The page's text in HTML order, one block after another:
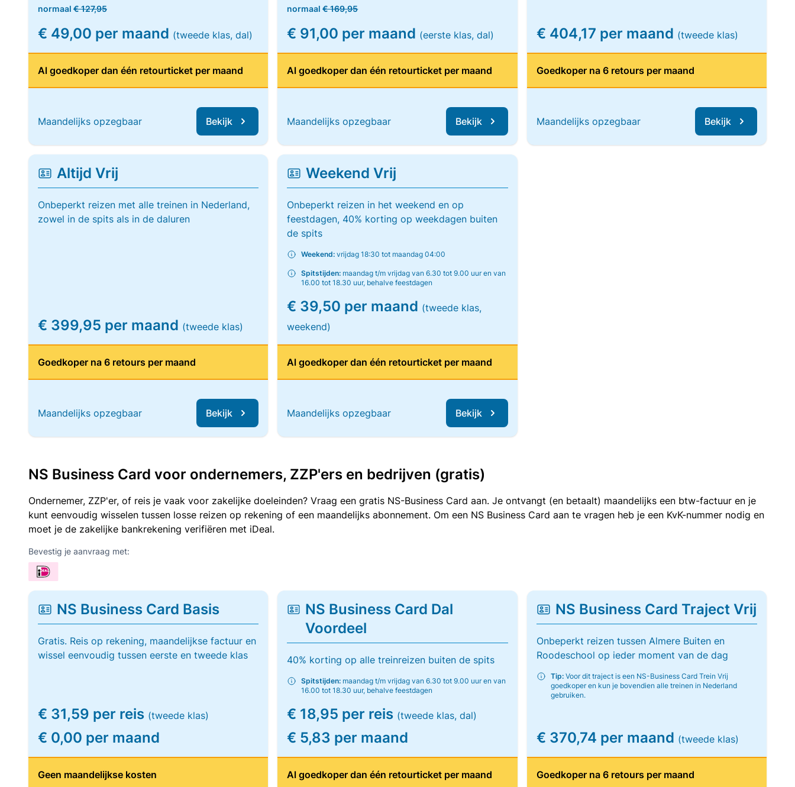
normaal € 127,95
€ 49,00 per maand (tweede klas, dal)
Al goedkoper dan één retourticket per maand
Maandelijks opzegbaar Bekijk
normaal€ 169,95
€ 91,00 per maand (eerste klas, dal)
Al goedkoper dan één retourticket per maand
Maandelijks opzegbaar Bekijk
€ 404,17 per maand (tweede klas)
Goedkoper na 6 retours per maand
Maandelijks opzegbaar Bekijk
Altijd Vrij
Onbeperkt reizen met alle treinen in Nederland,
zowel in de spits als in de daluren
€ 399,95 per maand (tweede klas)
Goedkoper na 6 retours per maand
Maandelijks opzegbaar Bekijk
Weekend Vrij
Onbeperkt reizen in het weekend en op
feestdagen, 40% korting op weekdagen buiten
de spits
Weekend: vrijdag 18:30 tot maandag 04:00
Spitstijden: maandag t/m vrijdag van 6.30 tot 9.00 uur en van
16.00 tot 18.30 uur, behalve feestdagen
€ 39,50 per maand (tweede klas,
weekend)
Al goedkoper dan één retourticket per maand
Maandelijks opzegbaar Bekijk
NS Business Card voor ondernemers, ZZP'ers en bedrijven (gratis)
Ondernemer, ZZP'er, of reis je vaak voor zakelijke doeleinden? Vraag een gratis NS-Business Card aan. Je ontvangt (en betaalt) maandelijks een btw-factuur en je
kunt eenvoudig wisselen tussen losse reizen op rekening of een maandelijks abonnement. Om een NS Business Card aan te vragen heb je een KvK-nummer nodig en
moet je de zakelijke bankrekening verifiëren met iDeal.
Bevestig je aanvraag met:
NS Business Card Basis
Gratis. Reis op rekening, maandelijkse factuur en
wissel eenvoudig tussen eerste en tweede klas
€ 31,59 per reis (tweede klas)
€ 0,00 per maand
Geen maandelijkse kosten
NS Business Card Dal
Voordeel
40% korting op alle treinreizen buiten de spits
Spitstijden: maandag t/m vrijdag van 6.30 tot 9.00 uur en van
16.00 tot 18.30 uur, behalve feestdagen
€ 18,95 per reis (tweede klas, dal)
€ 5,83 per maand
Al goedkoper dan één retourticket per maand
NS Business Card Traject Vrij
Onbeperkt reizen tussen Almere Buiten en
Roodeschool op ieder moment van de dag
Tip:Voor dit traject is een NS-Business Card Trein Vrij
goedkoper en kun je bovendien alle treinen in Nederland
gebruiken.
€ 370,74 per maand (tweede klas)
Goedkoper na 6 retours per maand